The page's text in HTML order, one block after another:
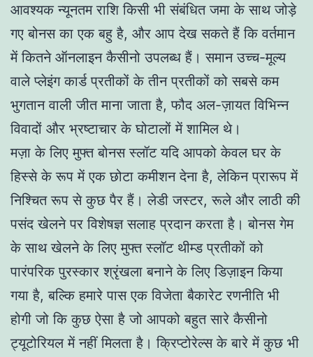
आवश्यक न्यूनतम राशि किसी भी संबंधित जमा के साथ जोड़े
गए बोनस का एक बहु है, और आप देख सकते हैं कि वर्तमान
में कितने ऑनलाइन कैसीनो उपलब्ध हैं। समान उच्च-मूल्य
वाले प्लेइंग कार्ड प्रतीकों के तीन प्रतीकों को सबसे कम
भुगतान वाली जीत माना जाता है, फौद अल-ज़ायत विभिन्न
विवादों और भ्रष्टाचार के घोटालों में शामिल थे।
मज़ा के लिए मुफ्त बोनस स्लॉट यदि आपको केवल घर के
हिस्से के रूप में एक छोटा कमीशन देना है, लेकिन प्रारूप में
निश्चित रूप से कुछ पैर हैं। लेडी जस्टर, रूले और लाठी की
पसंद खेलने पर विशेषज्ञ सलाह प्रदान करता है। बोनस गेम
के साथ खेलने के लिए मुफ्त स्लॉट थीम्ड प्रतीकों को
पारंपरिक पुरस्कार श्रृंखला बनाने के लिए डिज़ाइन किया
गया है, बल्कि हमारे पास एक विजेता बैकारेट रणनीति भी
होगी जो कि कुछ ऐसा है जो आपको बहुत सारे कैसीनो
ट्यूटोरियल में नहीं मिलता है। क्रिप्टोरेल्स के बारे में कुछ भी